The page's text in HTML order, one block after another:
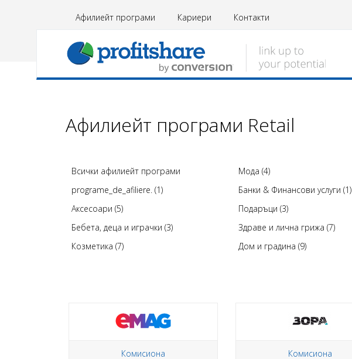
Афилиейт програми Кариери Контакти
Афилиейт програми Retail
Всички афилиейт програми
programe_de_afiliere. (1)
Аксесоари (5)
Бебета, деца и играчки (3)
Козметика (7)
Мода (4)
Банки & Финансови услуги (1)
Подаръци (3)
Здраве и лична грижа (7)
Дом и градина (9)
Комисиона Комисиона